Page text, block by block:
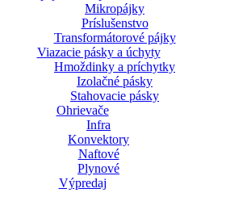
Mikropájky
Príslušenstvo
Transformátorové pájky
Viazacie pásky a úchyty
Hmoždinky a príchytky
Izolačné pásky
Stahovacie pásky
Ohrievače
Infra
Konvektory
Naftové
Plynové
Výpredaj